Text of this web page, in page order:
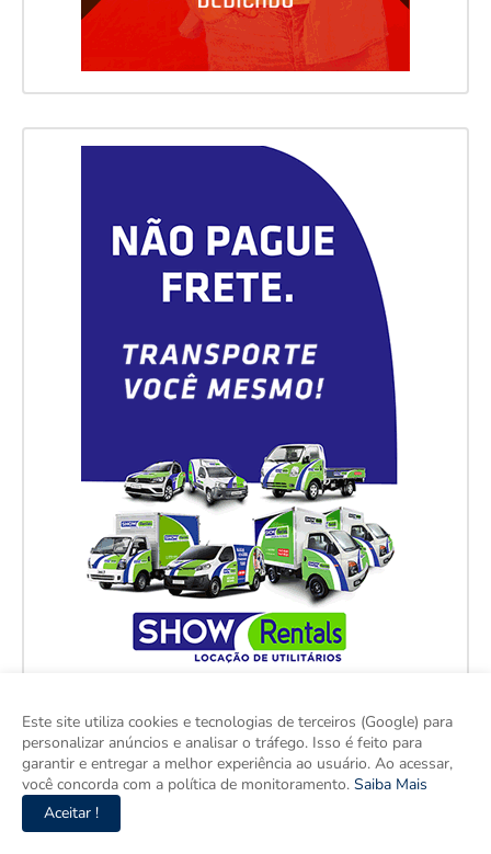
Este site utiliza cookies e tecnologias de terceiros (Google) para
personalizar anúncios e analisar o tráfego. Isso é feito para
garantir e entregar a melhor experiência ao usuário. Ao acessar,
você concorda com a política de monitoramento. Saiba Mais
Aceitar !